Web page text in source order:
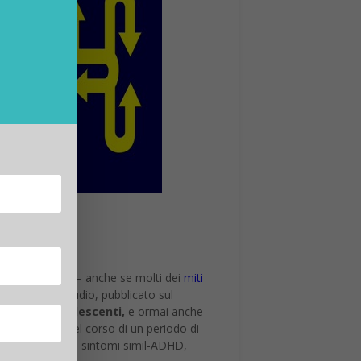
benessere – anche se molti dei miti
un ultimo studio, pubblicato sul
adolescenti, e ormai anche
studiati nel corso di un periodo di
affetti da forti sintomi simil-ADHD,